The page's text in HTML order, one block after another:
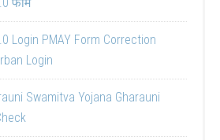
Login PMAY Form Correction
Login
Swamitva Yojana Gharauni